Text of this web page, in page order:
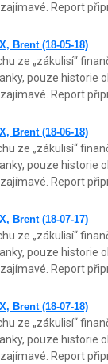
Report
Brent (18-05-18)
ze „zákulisí“
pouze historie
Report
Brent (18-06-18)
ze „zákulisí“
pouze historie
Report
Brent (18-07-17)
ze „zákulisí“
pouze historie
Report
Brent (18-07-18)
ze „zákulisí“
pouze historie
Report